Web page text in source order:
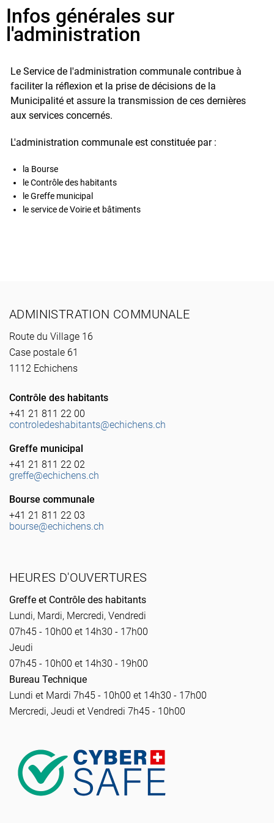
Infos générales sur
l'administration
Le Service de l'administration communale contribue à
faciliter la réflexion et la prise de décisions de la
Municipalité et assure la transmission de ces dernières
aux services concernés.
L'administration communale est constituée par :
la Bourse
le Contrôle des habitants
le Greffe municipal
le service de Voirie et bâtiments
ADMINISTRATION COMMUNALE
Route du Village 16
Case postale 61
1112 Echichens
Contrôle des habitants
+41 21 811 22 00
controledeshabitants@echichens.ch
Greffe municipal
+41 21 811 22 02
greffe@echichens.ch
Bourse communale
+41 21 811 22 03
bourse@echichens.ch
HEURES D'OUVERTURES
Greffe et Contrôle des habitants
Lundi, Mardi, Mercredi, Vendredi
07h45 - 10h00 et 14h30 - 17h00
Jeudi
07h45 - 10h00 et 14h30 - 19h00
Bureau Technique
Lundi et Mardi 7h45 - 10h00 et 14h30 - 17h00
Mercredi, Jeudi et Vendredi 7h45 - 10h00